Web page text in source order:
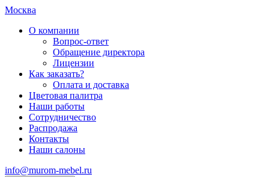
Москва
О компании
Вопрос-ответ
Обращение директора
Лицензии
Как заказать?
Оплата и доставка
Цветовая палитра
Наши работы
Сотрудничество
Распродажа
Контакты
Наши салоны
info@murom-mebel.ru